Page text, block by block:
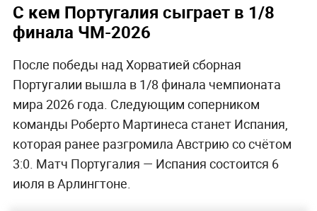
С кем Португалия сыграет в 1/8
финала ЧМ-2026
После победы над Хорватией сборная
Португалии вышла в 1/8 финала чемпионата
мира 2026 года. Следующим соперником
команды Роберто Мартинеса станет Испания,
которая ранее разгромила Австрию со счётом
3:0. Матч Португалия — Испания состоится 6
июля в Арлингтоне.